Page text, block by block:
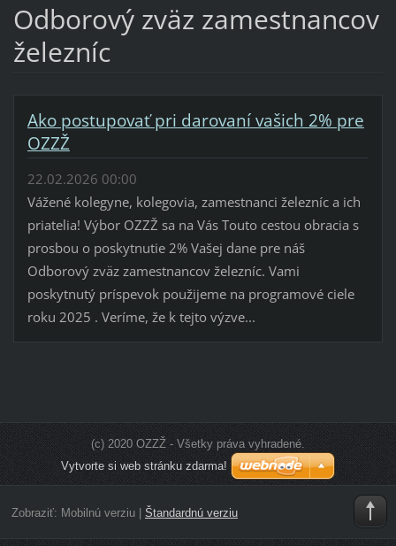
Odborový zväz zamestnancov
železníc
Ako postupovať pri darovaní vašich 2% pre
OZZŽ
22.02.2026 00:00
Vážené kolegyne, kolegovia, zamestnanci železníc a ich
priatelia! Výbor OZZŽ sa na Vás Touto cestou obracia s
prosbou o poskytnutie 2% Vašej dane pre náš
Odborový zväz zamestnancov železníc. Vami
poskytnutý príspevok použijeme na programové ciele
roku 2025 . Veríme, že k tejto výzve...
(c) 2020 OZZŽ - Všetky práva vyhradené.
Vytvorte si web stránku zdarma!
Zobraziť: Mobilnú verziu| Štandardnú verziu